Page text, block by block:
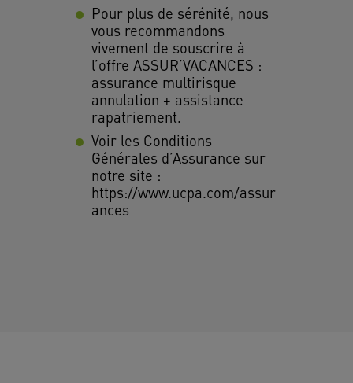
Pour plus de sérénité, nous
vous recommandons
vivement de souscrire à
l’offre ASSUR’VACANCES :
assurance multirisque
annulation + assistance
rapatriement.
Voir les Conditions
Générales d’Assurance sur
notre site :
https://www.ucpa.com/assur
ances